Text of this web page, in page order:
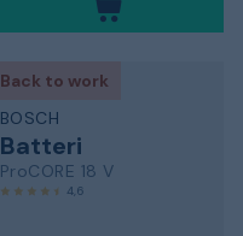
Back to work
BOSCH
Batteri
ProCORE 18 V
4,6